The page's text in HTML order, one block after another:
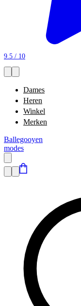
9.5 / 10
Dames
Heren
Winkel
Merken
Ballegooyen
modes